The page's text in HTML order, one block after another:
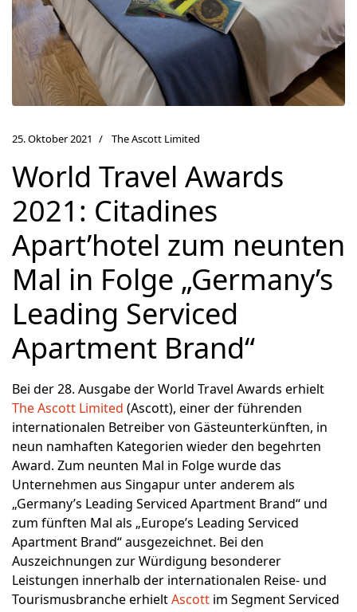
25. Oktober 2021 The Ascott Limited
World Travel Awards
2021: Citadines
Apart’hotel zum neunten
Mal in Folge „Germany’s
Leading Serviced
Apartment Brand“
Bei der 28. Ausgabe der World Travel Awards erhielt
The Ascott Limited (Ascott), einer der führenden
internationalen Betreiber von Gästeunterkünften, in
neun namhaften Kategorien wieder den begehrten
Award. Zum neunten Mal in Folge wurde das
Unternehmen aus Singapur unter anderem als
„Germany’s Leading Serviced Apartment Brand“ und
zum fünften Mal als „Europe’s Leading Serviced
Apartment Brand“ ausgezeichnet. Bei den
Auszeichnungen zur Würdigung besonderer
Leistungen innerhalb der internationalen Reise- und
Tourismusbranche erhieltAscott im Segment Serviced